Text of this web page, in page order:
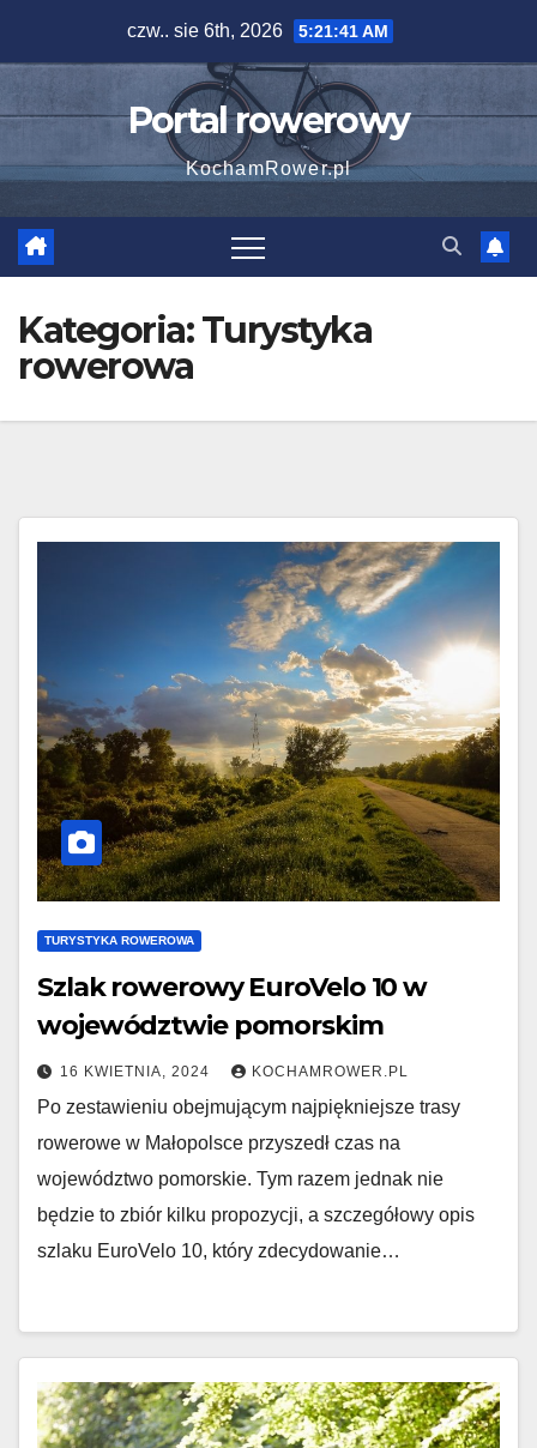
czw.. sie 6th, 2026 5:21:42 AM
Portal rowerowy
KochamRower.pl
Kategoria:Turystyka
rowerowa
TURYSTYKA ROWEROWA
Szlak rowerowy EuroVelo 10 w
województwie pomorskim
16 KWIETNIA, 2024 KOCHAMROWER.PL
Po zestawieniu obejmującym najpiękniejsze trasy
rowerowe w Małopolsce przyszedł czas na
województwo pomorskie. Tym razem jednak nie
będzie to zbiór kilku propozycji, a szczegółowy opis
szlaku EuroVelo 10, który zdecydowanie…